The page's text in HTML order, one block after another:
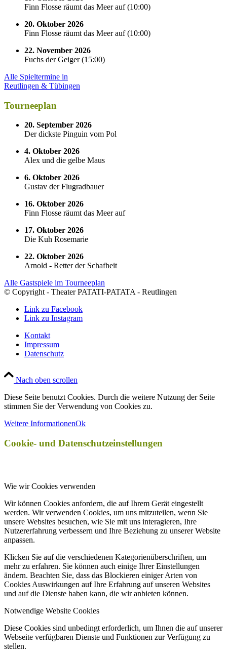
Finn Flosse räumt das Meer auf(10:00)
20. Oktober 2026
Finn Flosse räumt das Meer auf(10:00)
22. November 2026
Fuchs der Geiger(15:00)
Alle Spieltermine in
Reutlingen & Tübingen
Tourneeplan
20. September 2026
Der dickste Pinguin vom Pol
4. Oktober 2026
Alex und die gelbe Maus
6. Oktober 2026
Gustav der Flugradbauer
16. Oktober 2026
Finn Flosse räumt das Meer auf
17. Oktober 2026
Die Kuh Rosemarie
22. Oktober 2026
Arnold - Retter der Schafheit
Alle Gastspiele im Tourneeplan
© Copyright - Theater PATATI-PATATA - Reutlingen
Link zu Facebook
Link zu Instagram
Kontakt
Impressum
Datenschutz
Nach oben scrollen
Diese Seite benutzt Cookies. Durch die weitere Nutzung der Seite
stimmen Sie der Verwendung von Cookies zu.
Weitere InformationenOk
Cookie- und Datenschutzeinstellungen
Wie wir Cookies verwenden
Wir können Cookies anfordern, die auf Ihrem Gerät eingestellt
werden. Wir verwenden Cookies, um uns mitzuteilen, wenn Sie
unsere Websites besuchen, wie Sie mit uns interagieren, Ihre
Nutzererfahrung verbessern und Ihre Beziehung zu unserer Website
anpassen.
Klicken Sie auf die verschiedenen Kategorienüberschriften, um
mehr zu erfahren. Sie können auch einige Ihrer Einstellungen
ändern. Beachten Sie, dass das Blockieren einiger Arten von
Cookies Auswirkungen auf Ihre Erfahrung auf unseren Websites
und auf die Dienste haben kann, die wir anbieten können.
Notwendige Website Cookies
Diese Cookies sind unbedingt erforderlich, um Ihnen die auf unserer
Webseite verfügbaren Dienste und Funktionen zur Verfügung zu
stellen.